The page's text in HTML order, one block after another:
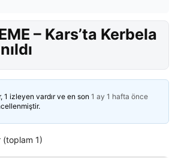
– Kars’ta Kerbela
1 izleyen vardır ve en son 1 ay 1 hafta önce
(toplam 1)